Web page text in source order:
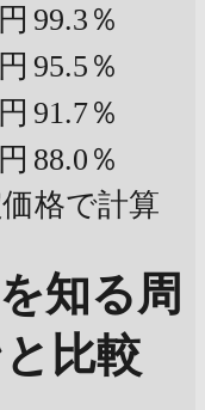
99.3％
95.5％
91.7％
88.0％
格で計算
知る周
比較